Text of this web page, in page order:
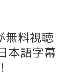
無料視聴
本語字幕